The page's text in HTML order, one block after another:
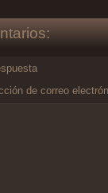
de correo